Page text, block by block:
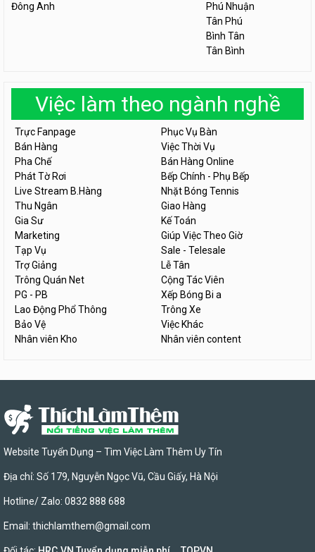
Đông Anh
Phú Nhuận
Tân Phú
Bình Tân
Tân Bình
Việc làm theo ngành nghề
Trực Fanpage
Phục Vụ Bàn
Bán Hàng
Việc Thời Vụ
Pha Chế
Bán Hàng Online
Phát Tờ Rơi
Bếp Chính - Phụ Bếp
Live Stream B.Hàng
Nhặt Bóng Tennis
Thu Ngân
Giao Hàng
Gia Sư
Kế Toán
Marketing
Giúp Việc Theo Giờ
Tạp Vụ
Sale - Telesale
Trợ Giảng
Lễ Tân
Trông Quán Net
Cộng Tác Viên
PG - PB
Xếp Bóng Bi a
Lao Động Phổ Thông
Trông Xe
Bảo Vệ
Việc Khác
Nhân viên Kho
Nhân viên content
Website Tuyển Dụng – Tìm Việc Làm Thêm Uy Tín
Địa chỉ: Số 179, Nguyễn Ngọc Vũ, Cầu Giấy, Hà Nội
Hotline/ Zalo: 0832 888 688
Email: thichlamthem@gmail.com